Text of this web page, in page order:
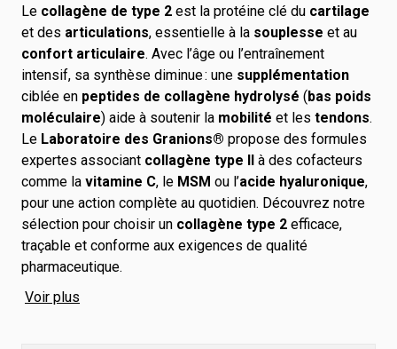
Le collagène de type 2 est la protéine clé du cartilage
et des articulations, essentielle à la souplesse et au
confort articulaire. Avec l’âge ou l’entraînement
intensif, sa synthèse diminue : une supplémentation
ciblée en peptides de collagène hydrolysé (bas poids
moléculaire) aide à soutenir la mobilité et les tendons.
Le Laboratoire des Granions® propose des formules
expertes associant collagène type II à des cofacteurs
comme la vitamine C, le MSM ou l’acide hyaluronique,
pour une action complète au quotidien. Découvrez notre
sélection pour choisir un collagène type 2 efficace,
traçable et conforme aux exigences de qualité
pharmaceutique.
Voir plus